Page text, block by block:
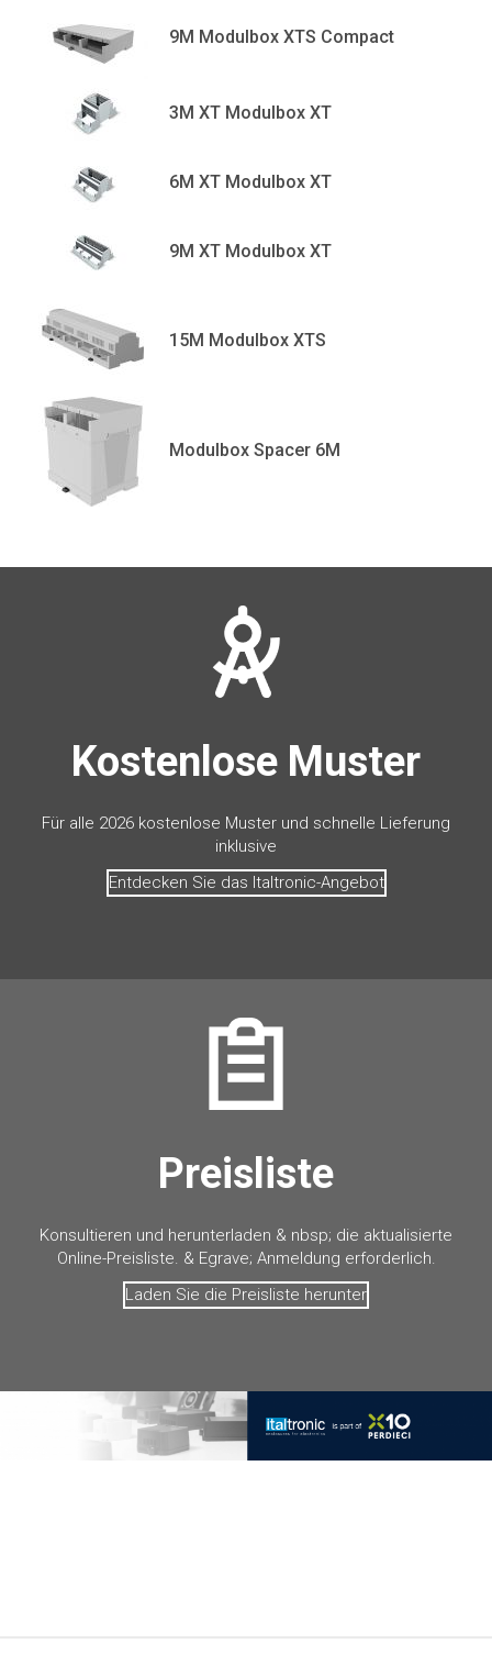
9M Modulbox XTS Compact
3M XT Modulbox XT
6M XT Modulbox XT
9M XT Modulbox XT
15M Modulbox XTS
Modulbox Spacer 6M
Kostenlose Muster
Für alle 2026 kostenlose Muster und schnelle Lieferung
inklusive
Entdecken Sie das Italtronic-Angebot
Preisliste
Konsultieren und herunterladen & nbsp; die aktualisierte
Online-Preisliste. & Egrave; Anmeldung erforderlich.
Laden Sie die Preisliste herunter